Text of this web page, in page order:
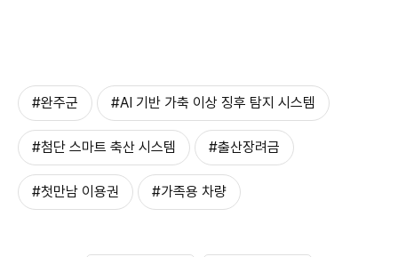
#완주군 #AI 기반 가축 이상 징후 탐지 시스템
#첨단 스마트 축산 시스템 #출산장려금
#첫만남 이용권 #가족용 차량